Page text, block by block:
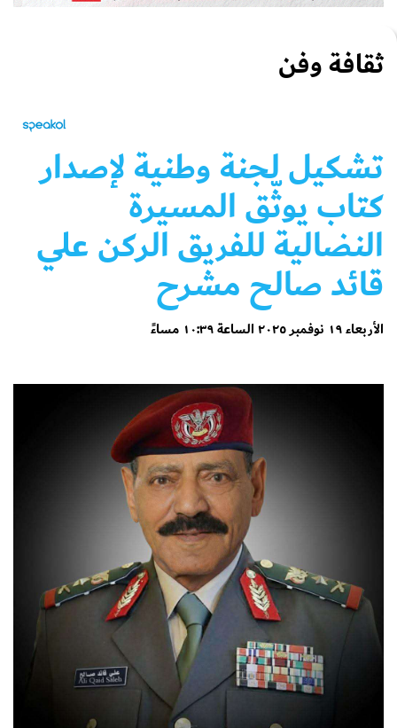
ثقافة وفن
تشكيل لجنة وطنية لإصدار
كتاب يوثّق المسيرة
النضالية للفريق الركن علي
قائد صالح مشرح
الأربعاء ١٩ نوفمبر ٢٠٢٥ الساعة ١٠:٣٩ مساءً